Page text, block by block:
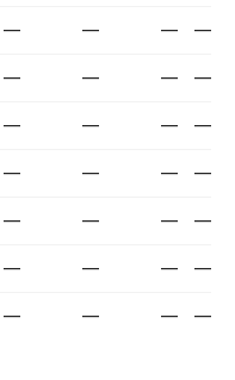
— — — —
— — — —
— — — —
— — — —
— — — —
— — — —
— — — —